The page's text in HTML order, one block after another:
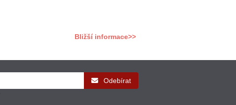
Bližší informace>>
Odebírat